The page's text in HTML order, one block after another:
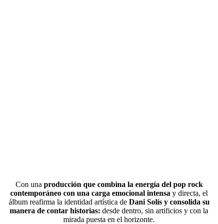
Con una producción que combina la energía del pop rock
contemporáneo con una carga emocional intensa y directa, el
álbum reafirma la identidad artística de Dani Solís y consolida su
manera de contar historias: desde dentro, sin artificios y con la
mirada puesta en el horizonte.